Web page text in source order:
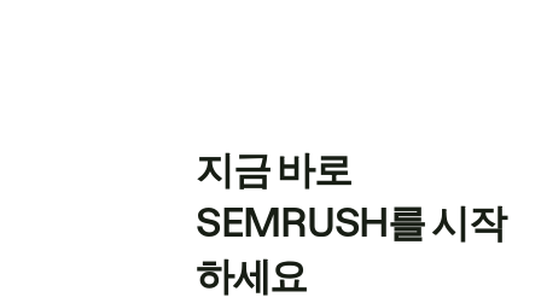
지금 바로
SEMRUSH를 시작
하세요